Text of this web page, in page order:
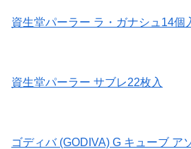
資生堂パーラー ラ・ガナシュ14個
資生堂パーラー サブレ22枚入
ゴディバ (GODIVA) G キューブ ア